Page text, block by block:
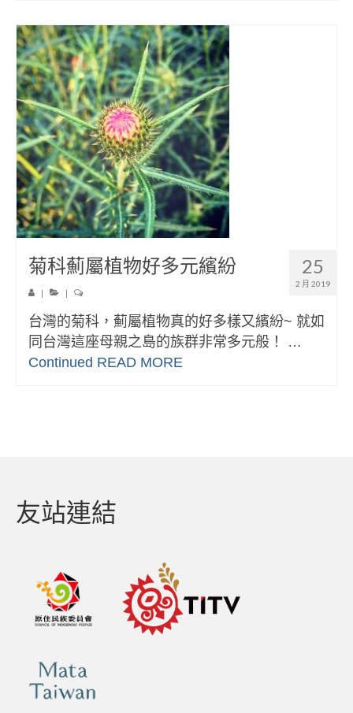
25
2 月 2019
菊科薊屬植物好多元繽紛
台灣的菊科，薊屬植物真的好多樣又繽紛~ 就如
同台灣這座母親之島的族群非常多元般！ …
Continued READ MORE
友站連結